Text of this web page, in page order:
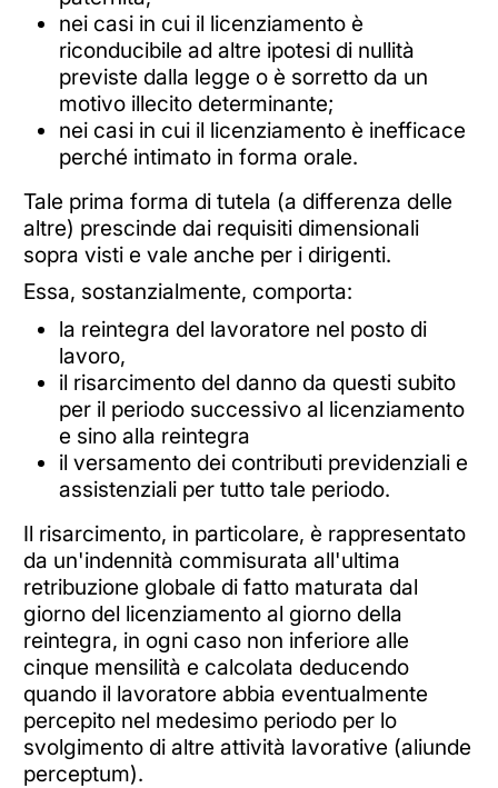
nei casi in cui il licenziamento è
riconducibile ad altre ipotesi di nullità
previste dalla legge o è sorretto da un
motivo illecito determinante;
nei casi in cui il licenziamento è inefficace
perché intimato in forma orale.
Tale prima forma di tutela (a differenza delle
altre) prescinde dai requisiti dimensionali
sopra visti e vale anche per i dirigenti.
Essa, sostanzialmente, comporta:
la reintegra del lavoratore nel posto di
lavoro,
il risarcimento del danno da questi subito
per il periodo successivo al licenziamento
e sino alla reintegra
il versamento dei contributi previdenziali e
assistenziali per tutto tale periodo.
Il risarcimento, in particolare, è rappresentato
da un'indennità commisurata all'ultima
retribuzione globale di fatto maturata dal
giorno del licenziamento al giorno della
reintegra, in ogni caso non inferiore alle
cinque mensilità e calcolata deducendo
quando il lavoratore abbia eventualmente
percepito nel medesimo periodo per lo
svolgimento di altre attività lavorative (aliunde
perceptum).